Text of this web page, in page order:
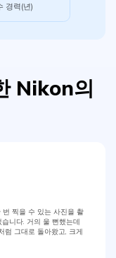
경력(년)
Nikon의
찍을 수 있는 사진을 촬
니다. 거의 울 뻔했는데
럼 그대로 돌아왔고, 크게